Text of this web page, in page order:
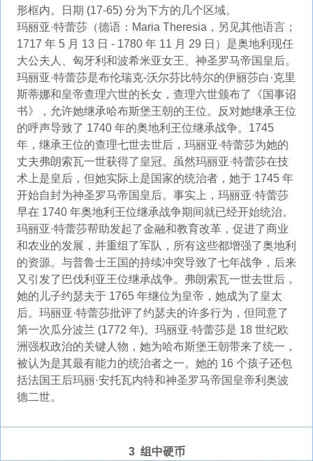
形框内。日期 (17-65) 分为下方的几个区域。
玛丽亚·特蕾莎（德语：Maria Theresia，另见其他语言；
1717 年 5 月 13 日 - 1780 年 11 月 29 日）是奥地利现任
大公夫人、匈牙利和波希米亚女王、神圣罗马帝国皇后。
玛丽亚·特蕾莎是布伦瑞克-沃尔芬比特尔的伊丽莎白·克里
斯蒂娜和皇帝查理六世的长女，查理六世颁布了《国事诏
书》，允许她继承哈布斯堡王朝的王位。反对她继承王位
的呼声导致了 1740 年的奥地利王位继承战争。1745
年，继承王位的查理七世去世后，玛丽亚·特蕾莎为她的
丈夫弗朗索瓦一世获得了皇冠。虽然玛丽亚·特蕾莎在技
术上是皇后，但她实际上是国家的统治者，她于 1745 年
开始自封为神圣罗马帝国皇后。事实上，玛丽亚·特蕾莎
早在 1740 年奥地利王位继承战争期间就已经开始统治。
玛丽亚·特蕾莎帮助发起了金融和教育改革，促进了商业
和农业的发展，并重组了军队，所有这些都增强了奥地利
的资源。与普鲁士王国的持续冲突导致了七年战争，后来
又引发了巴伐利亚王位继承战争。弗朗索瓦一世去世后，
她的儿子约瑟夫于 1765 年继位为皇帝，她成为了皇太
后。玛丽亚·特蕾莎批评了约瑟夫的许多行为，但同意了
第一次瓜分波兰 (1772 年)。玛丽亚·特蕾莎是 18 世纪欧
洲强权政治的关键人物，她为哈布斯堡王朝带来了统一，
被认为是其最有能力的统治者之一。她的 16 个孩子还包
括法国王后玛丽·安托瓦内特和神圣罗马帝国皇帝利奥波
德二世。
3 组中硬币